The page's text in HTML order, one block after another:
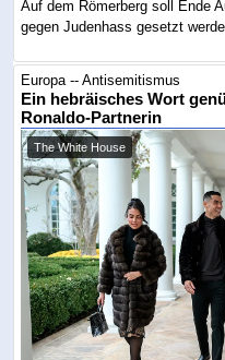
Auf dem Römerberg soll Ende
gegen Judenhass gesetzt
Europa -- Antisemitismus
Ein hebräisches Wort
Ronaldo-Partnerin
The White House